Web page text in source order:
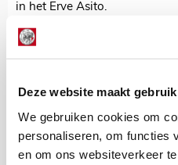
Deze website maakt
We gebruiken cookies om
personaliseren, om functies
en om ons websiteverkeer
in het Erve Asito.